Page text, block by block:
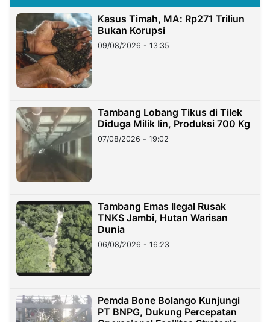
Kasus Timah, MA: Rp271 Triliun
Bukan Korupsi
09/08/2026 - 13:35
Tambang Lobang Tikus di Tilek
Diduga Milik Iin, Produksi 700 Kg
07/08/2026 - 19:02
Tambang Emas Ilegal Rusak
TNKS Jambi, Hutan Warisan
Dunia
06/08/2026 - 16:23
Pemda Bone Bolango Kunjungi
PT BNPG, Dukung Percepatan